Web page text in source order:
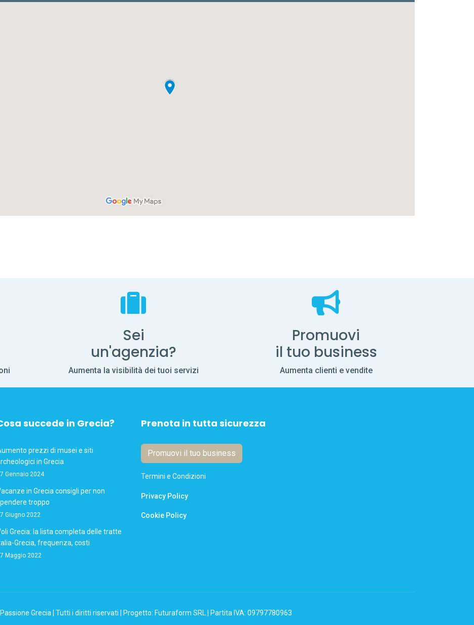
Sei
un'agenzia?
Aumenta la visibilità dei tuoi servizi
Promuovi
il tuo business
Aumenta clienti e vendite
succede in Grecia?
prezzi di musei e siti
in Grecia
Gennaio 2024
in Grecia consigli per non
troppo
Giugno 2022
Grecia: la lista completa delle tratte
Grecia, frequenza, costi
Maggio 2022
Prenota in tutta sicurezza
Promuovi il tuo business
Termini e Condizioni
Privacy Policy
Cookie Policy
Grecia | Tutti i diritti riservati | Progetto: Futuraform SRL | Partita IVA: 09797780963